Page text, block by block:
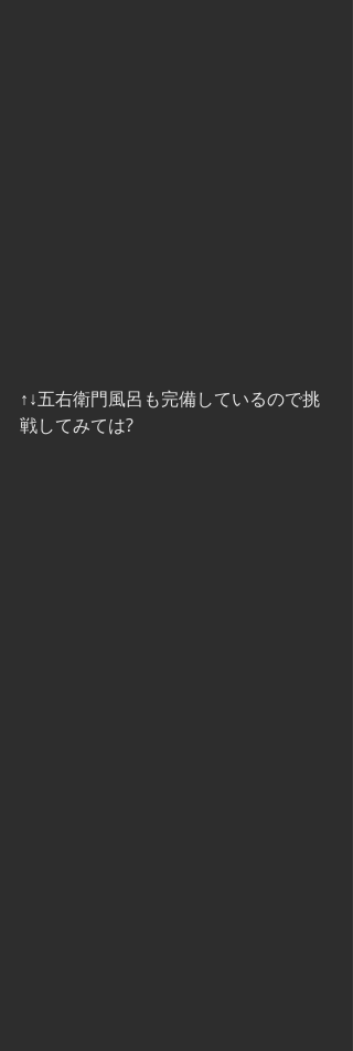
↑↓五右衛門風呂も完備しているので挑
戦してみては?